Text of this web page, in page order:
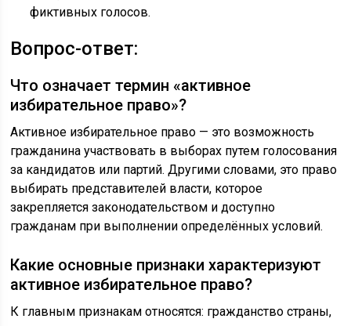
фиктивных голосов.
Вопрос-ответ:
Что означает термин «активное
избирательное право»?
Активное избирательное право — это возможность
гражданина участвовать в выборах путем голосования
за кандидатов или партий. Другими словами, это право
выбирать представителей власти, которое
закрепляется законодательством и доступно
гражданам при выполнении определённых условий.
Какие основные признаки характеризуют
активное избирательное право?
К главным признакам относятся: гражданство страны,